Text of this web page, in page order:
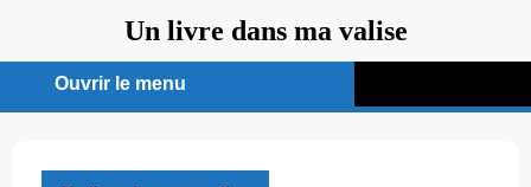
contenu
Un livre dans ma valise
Ouvrir le menu